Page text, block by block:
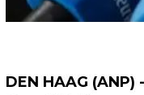
DEN HAAG